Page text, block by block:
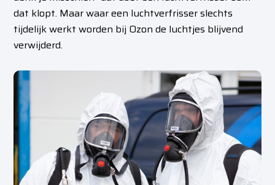
dat klopt. Maar waar een luchtverfrisser slechts
tijdelijk werkt worden bij Ozon de luchtjes blijvend
verwijderd.